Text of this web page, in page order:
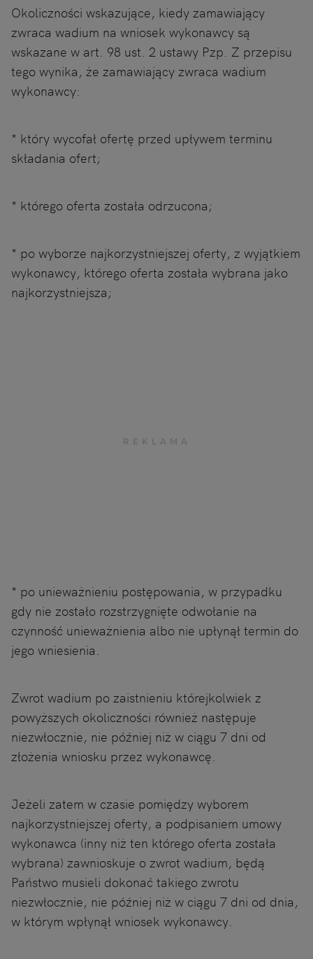
Okoliczności wskazujące, kiedy zamawiający
zwraca wadium na wniosek wykonawcy są
wskazane w art. 98 ust. 2 ustawy Pzp. Z przepisu
tego wynika, że zamawiający zwraca wadium
wykonawcy:
* który wycofał ofertę przed upływem terminu
składania ofert;
* którego oferta została odrzucona;
* po wyborze najkorzystniejszej oferty, z wyjątkiem
wykonawcy, którego oferta została wybrana jako
najkorzystniejsza;
* po unieważnieniu postępowania, w przypadku
gdy nie zostało rozstrzygnięte odwołanie na
czynność unieważnienia albo nie upłynął termin do
jego wniesienia.
Zwrot wadium po zaistnieniu którejkolwiek z
powyższych okoliczności również następuje
niezwłocznie, nie później niż w ciągu 7 dni od
złożenia wniosku przez wykonawcę.
Jeżeli zatem w czasie pomiędzy wyborem
najkorzystniejszej oferty, a podpisaniem umowy
wykonawca (inny niż ten którego oferta została
wybrana) zawnioskuje o zwrot wadium, będą
Państwo musieli dokonać takiego zwrotu
niezwłocznie, nie później niż w ciągu 7 dni od dnia,
w którym wpłynął wniosek wykonawcy.